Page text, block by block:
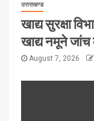
उत्तराखण्ड
खाद्य सुरक्षा
खाद्य नमूने
August 7, 2026